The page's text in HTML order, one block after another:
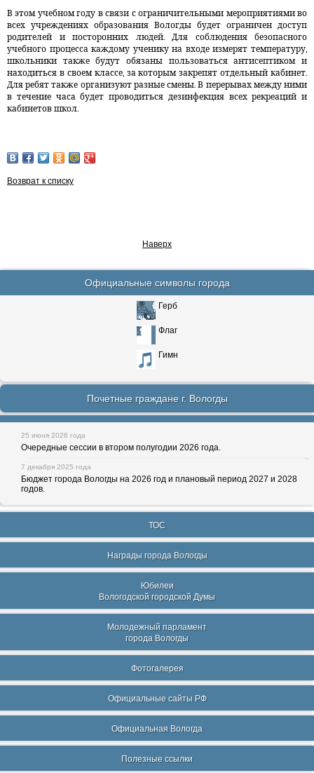
В этом учебном году в связи с ограничительными мероприятиями во
всех учреждениях образования Вологды будет ограничен доступ
родителей и посторонних людей. Для соблюдения безопасного
учебного процесса каждому ученику на входе измерят температуру,
школьники также будут обязаны пользоваться антисептиком и
находиться в своем классе, за которым закрепят отдельный кабинет.
Для ребят также организуют разные смены. В перерывах между ними
в течение часа будет проводиться дезинфекция всех рекреаций и
кабинетов школ.
Возврат к списку
Наверх
Официальные символы города
Герб
Флаг
Гимн
Почетные граждане г. Вологды
25 июня 2026 года
Очередные сессии в втором полугодии 2026 года.
7 декабря 2025 года
Бюджет города Вологды на 2026 год и плановый период 2027 и 2028
годов.
ТОС
Награды города Вологды
Юбилеи
Вологодской городской Думы
Молодежный парламент
города Вологды
Фотогалерея
Официальные сайты РФ
Официальная Вологда
Полезные ссылки